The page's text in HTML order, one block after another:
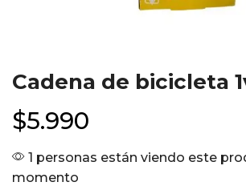
Cadena de bicicleta
$5.990
1 personas están viendo este
momento